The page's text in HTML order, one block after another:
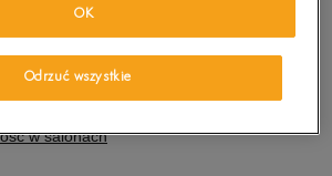
gdy będzie dostępny, otrzymasz od nas
o
w salonach
Odrzuć wszystkie
OK